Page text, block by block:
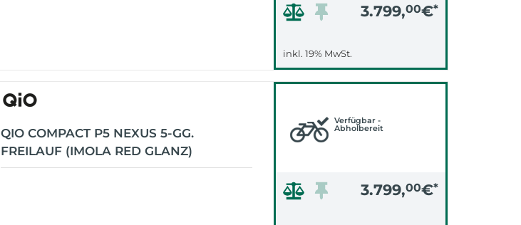
3.799,00€*
inkl. 19% MwSt.
QIO COMPACT P5 NEXUS 5-GG.
FREILAUF (IMOLA RED GLANZ)
Verfügbar -
Abholbereit
3.799,00€*